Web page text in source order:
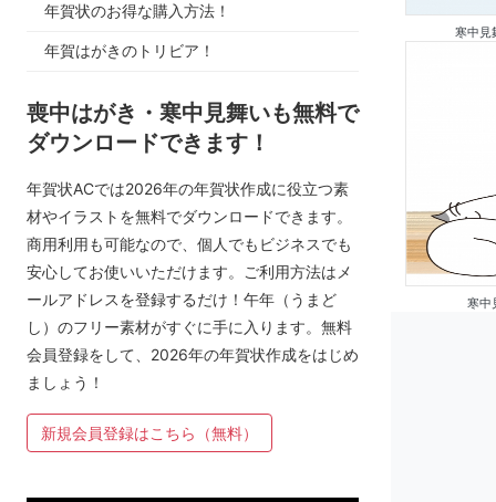
年賀状のお得な購入方法！
年賀はがきのトリビア！
喪中はがき・寒中見舞いも無料で
ダウンロードできます！
年賀状ACでは2026年の年賀状作成に役立つ素
材やイラストを無料でダウンロードできます。
商用利用も可能なので、個人でもビジネスでも
安心してお使いいただけます。ご利用方法はメ
ールアドレスを登録するだけ！午年（うまど
し）のフリー素材がすぐに手に入ります。無料
会員登録をして、2026年の年賀状作成をはじめ
ましょう！
新規会員登録はこちら（無料）
寒中見
寒